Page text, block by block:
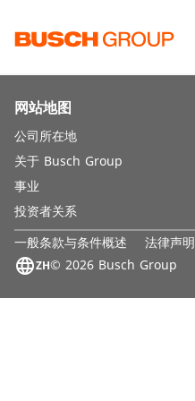
网站地图
公司所在地
关于 Busch Group
事业
投资者关系
一般条款与条件概述
法律声明
ZH
language © 2026 Busch Group